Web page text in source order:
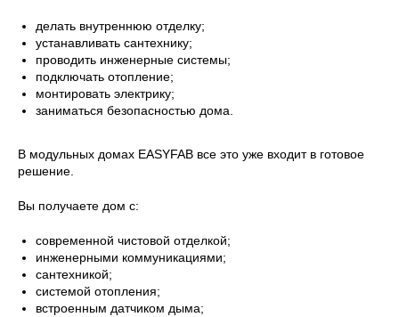
делать внутреннюю отделку;
устанавливать сантехнику;
проводить инженерные системы;
подключать отопление;
монтировать электрику;
заниматься безопасностью дома.
В модульных домах EASYFAB все это уже входит в готовое
решение.
Вы получаете дом с:
современной чистовой отделкой;
инженерными коммуникациями;
сантехникой;
системой отопления;
встроенным датчиком дыма;